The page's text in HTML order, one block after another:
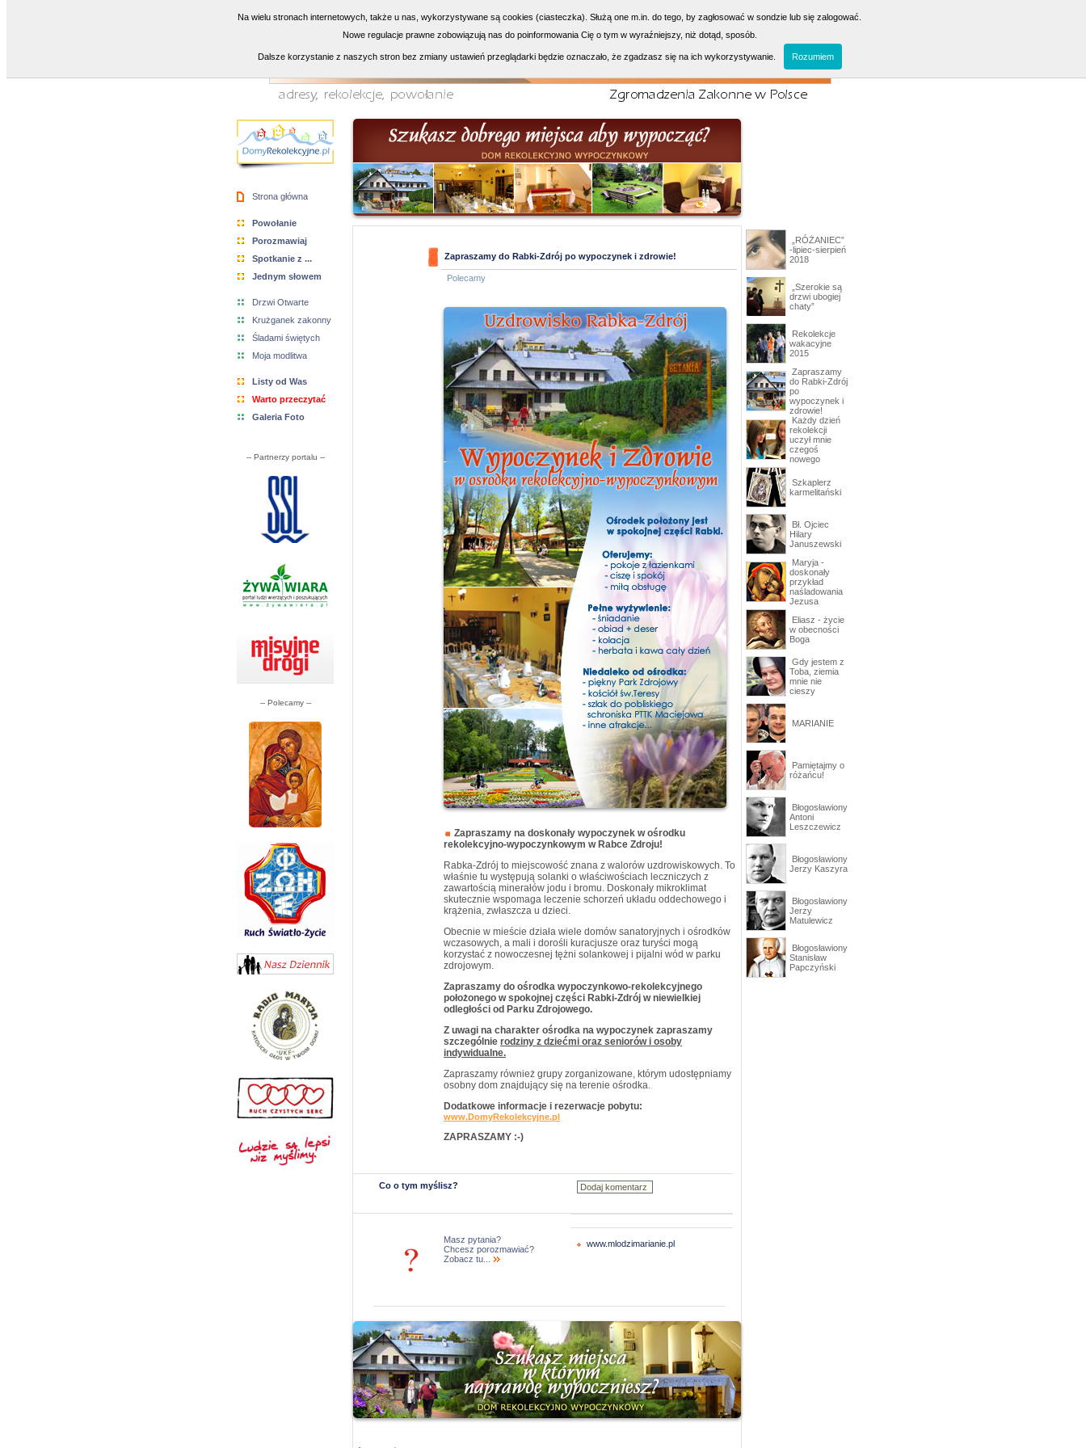
Strona główna
Powołanie
Porozmawiaj
Spotkanie z ...
Jednym słowem
Drzwi Otwarte
Krużganek zakonny
Śladami świętych
Moja modlitwa
Listy od Was
Warto przeczytać
Galeria Foto
-- Partnerzy portalu --
-- Polecamy --
Zapraszamy do Rabki-Zdrój po wypoczynek i zdrowie!
Polecamy
Zapraszamy na doskonały wypoczynek w ośrodku
rekolekcyjno-wypoczynkowym w Rabce Zdroju!
Rabka-Zdrój to miejscowość znana z walorów uzdrowiskowych. To
właśnie tu występują solanki o właściwościach leczniczych z
zawartością minerałów jodu i bromu. Doskonały mikroklimat
skutecznie wspomaga leczenie schorzeń układu oddechowego i
krążenia, zwłaszcza u dzieci.
Obecnie w mieście działa wiele domów sanatoryjnych i ośrodków
wczasowych, a mali i dorośli kuracjusze oraz turyści mogą
korzystać z nowoczesnej tężni solankowej i pijalni wód w parku
zdrojowym.
Zapraszamy do ośrodka wypoczynkowo-rekolekcyjnego
położonego w spokojnej części Rabki-Zdrój w niewielkiej
odległości od Parku Zdrojowego.
Z uwagi na charakter ośrodka na wypoczynek zapraszamy
szczególnie rodziny z dziećmi oraz seniorów i osoby
indywidualne.
Zapraszamy również grupy zorganizowane, którym udostępniamy
osobny dom znajdujący się na terenie ośrodka.
Dodatkowe informacje i rezerwacje pobytu:
www.DomyRekolekcyjne.pl
ZAPRASZAMY :-)
Co o tym myślisz?
Masz pytania?
Chcesz porozmawiać?
Zobacz tu...
www.mlodzimarianie.pl
„RÓŻANIEC”
-lipiec-sierpień
2018
„Szerokie są
drzwi ubogiej
chaty”
Rekolekcje
wakacyjne
2015
Zapraszamy
do Rabki-Zdrój
po
wypoczynek i
zdrowie!
Każdy dzień
rekolekcji
uczył mnie
czegoś
nowego
Szkaplerz
karmelitański
Bł. Ojciec
Hilary
Januszewski
Maryja -
doskonały
przykład
naśladowania
Jezusa
Eliasz - życie
w obecności
Boga
Gdy jestem z
Toba, ziemia
mnie nie
cieszy
MARIANIE
Pamiętajmy o
różańcu!
Błogosławiony
Antoni
Leszczewicz
Błogosławiony
Jerzy Kaszyra
Błogosławiony
Jerzy
Matulewicz
Błogosławiony
Stanisław
Papczyński
Na wielu stronach internetowych, także u nas, wykorzystywane są cookies (ciasteczka). Służą one m.in. do tego, by zagłosować w sondzie lub się zalogować.
Nowe regulacje prawne zobowiązują nas do poinformowania Cię o tym w wyraźniejszy, niż dotąd, sposób.
Dalsze korzystanie z naszych stron bez zmiany ustawień przeglądarki będzie oznaczało, że zgadzasz się na ich wykorzystywanie. Rozumiem